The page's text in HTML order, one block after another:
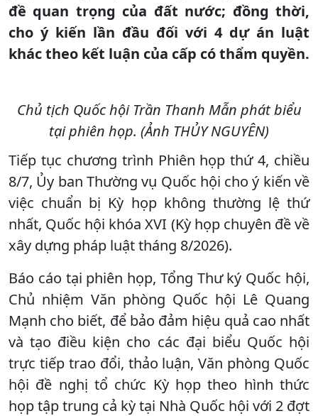
đề quan trọng của đất nước; đồng thời,
cho ý kiến lần đầu đối với 4 dự án luật
khác theo kết luận của cấp có thẩm quyền.
Chủ tịch Quốc hội Trần Thanh Mẫn phát biểu
tại phiên họp. (Ảnh THỦY NGUYÊN)
Tiếp tục chương trình Phiên họp thứ 4, chiều
8/7, Ủy ban Thường vụ Quốc hội cho ý kiến về
việc chuẩn bị Kỳ họp không thường lệ thứ
nhất, Quốc hội khóa XVI (Kỳ họp chuyên đề về
xây dựng pháp luật tháng 8/2026).
Báo cáo tại phiên họp, Tổng Thư ký Quốc hội,
Chủ nhiệm Văn phòng Quốc hội Lê Quang
Mạnh cho biết, để bảo đảm hiệu quả cao nhất
và tạo điều kiện cho các đại biểu Quốc hội
trực tiếp trao đổi, thảo luận, Văn phòng Quốc
hội đề nghị tổ chức Kỳ họp theo hình thức
họp tập trung cả kỳ tại Nhà Quốc hội với 2 đợt